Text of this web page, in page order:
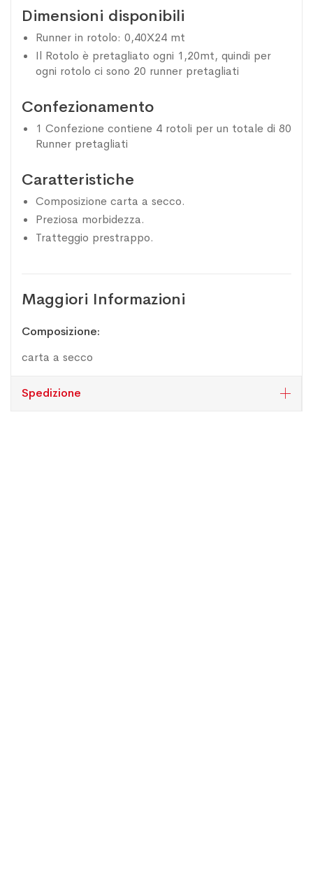
Dimensioni disponibili
Runner in rotolo: 0,40X24 mt
Il Rotolo è pretagliato ogni 1,20mt, quindi per
ogni rotolo ci sono 20 runner pretagliati
Confezionamento
1 Confezione contiene 4 rotoli per un totale di 80
Runner pretagliati
Caratteristiche
Composizione carta a secco.
Preziosa morbidezza.
Tratteggio prestrappo.
Maggiori Informazioni
Informazioni
Composizione
carta a secco
Spedizione